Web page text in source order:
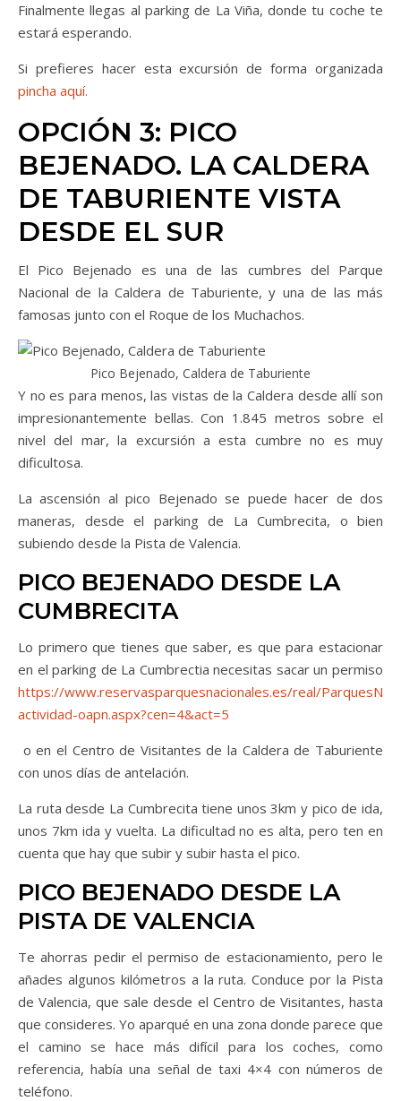
Finalmente llegas al parking de La Viña, donde tu coche te
estará esperando.
Si prefieres hacer esta excursión de forma organizada
pincha aquí.
OPCIÓN 3: PICO
BEJENADO. LA CALDERA
DE TABURIENTE VISTA
DESDE EL SUR
El Pico Bejenado es una de las cumbres del Parque
Nacional de la Caldera de Taburiente, y una de las más
famosas junto con el Roque de los Muchachos.
Pico Bejenado, Caldera de Taburiente
Y no es para menos, las vistas de la Caldera desde allí son
impresionantemente bellas. Con 1.845 metros sobre el
nivel del mar, la excursión a esta cumbre no es muy
dificultosa.
La ascensión al pico Bejenado se puede hacer de dos
maneras, desde el parking de La Cumbrecita, o bien
subiendo desde la Pista de Valencia.
PICO BEJENADO DESDE LA
CUMBRECITA
Lo primero que tienes que saber, es que para estacionar
en el parking de La Cumbrectia necesitas sacar un permiso
https://www.reservasparquesnacionales.es/real/
actividad-oapn.aspx?cen=4&act=5
o en el Centro de Visitantes de la Caldera de Taburiente
con unos días de antelación.
La ruta desde La Cumbrecita tiene unos 3km y pico de ida,
unos 7km ida y vuelta. La dificultad no es alta, pero ten en
cuenta que hay que subir y subir hasta el pico.
PICO BEJENADO DESDE LA
PISTA DE VALENCIA
Te ahorras pedir el permiso de estacionamiento, pero le
añades algunos kilómetros a la ruta. Conduce por la Pista
de Valencia, que sale desde el Centro de Visitantes, hasta
que consideres. Yo aparqué en una zona donde parece que
el camino se hace más difícil para los coches, como
referencia, había una señal de taxi 4×4 con números de
teléfono.